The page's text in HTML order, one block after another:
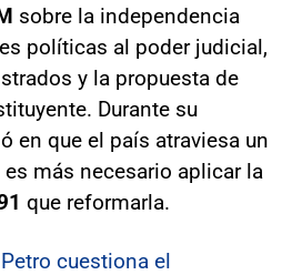
sobre la independencia
políticas al poder judicial,
y la propuesta de
Durante su
en que el país atraviesa un
más necesario aplicar la
que reformarla.
Petro cuestiona el